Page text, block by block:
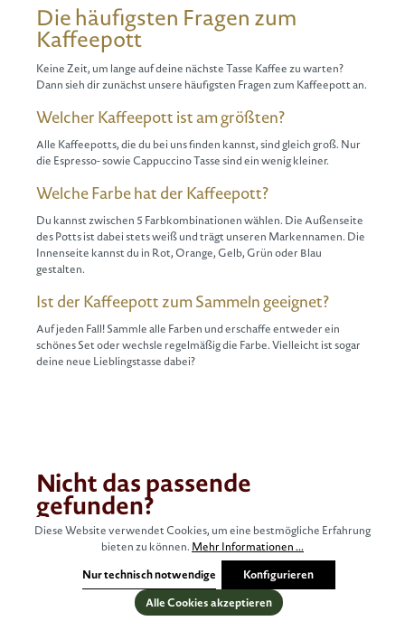
Die häufigsten Fragen zum
Kaffeepott
Keine Zeit, um lange auf deine nächste Tasse Kaffee zu warten?
Dann sieh dir zunächst unsere häufigsten Fragen zum Kaffeepott an.
Welcher Kaffeepott ist am größten?
Alle Kaffeepotts, die du bei uns finden kannst, sind gleich groß. Nur
die Espresso- sowie Cappuccino Tasse sind ein wenig kleiner.
Welche Farbe hat der Kaffeepott?
Du kannst zwischen 5 Farbkombinationen wählen. Die Außenseite
des Potts ist dabei stets weiß und trägt unseren Markennamen. Die
Innenseite kannst du in Rot, Orange, Gelb, Grün oder Blau
gestalten.
Ist der Kaffeepott zum Sammeln geeignet?
Auf jeden Fall! Sammle alle Farben und erschaffe entweder ein
schönes Set oder wechsle regelmäßig die Farbe. Vielleicht ist sogar
deine neue Lieblingstasse dabei?
Nicht das passende
gefunden?
Wir stehen für alle Fragen gern zur Verfügung, schreibt uns einfach
eine Nachricht!
Diese Website verwendet Cookies, um eine bestmögliche Erfahrung
bieten zu können. Mehr Informationen ...
Nur technisch notwendige
Konfigurieren
Alle Cookies akzeptieren